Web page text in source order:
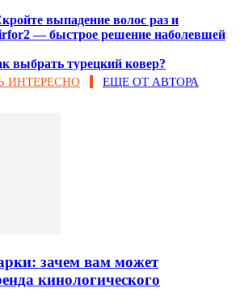
выпадение волос раз и
— быстрое решение наболевшей
выбрать турецкий ковер?
ИНТЕРЕСНО ЕЩЕ ОТ АВТОРА
зачем вам может
кинологического